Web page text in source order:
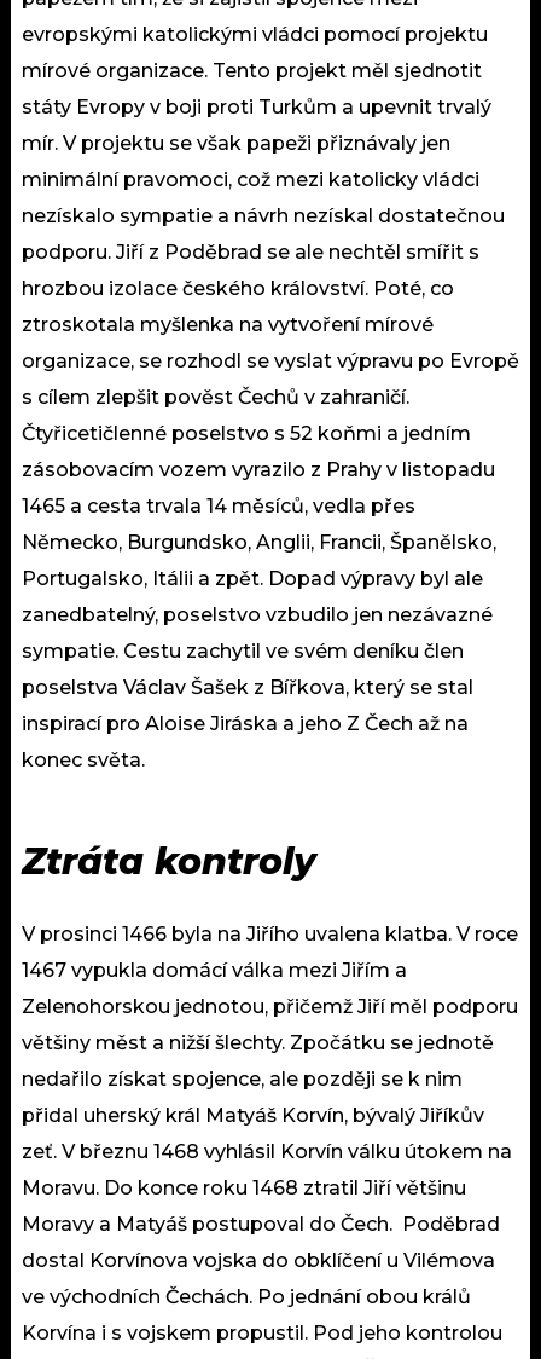
evropskými katolickými vládci pomocí projektu
mírové organizace. Tento projekt měl sjednotit
státy Evropy v boji proti Turkům a upevnit trvalý
mír. V projektu se však papeži přiznávaly jen
minimální pravomoci, což mezi katolicky vládci
nezískalo sympatie a návrh nezískal dostatečnou
podporu. Jiří z Poděbrad se ale nechtěl smířit s
hrozbou izolace českého království. Poté, co
ztroskotala myšlenka na vytvoření mírové
organizace, se rozhodl se vyslat výpravu po Evropě
s cílem zlepšit pověst Čechů v zahraničí.
Čtyřicetičlenné poselstvo s 52 koňmi a jedním
zásobovacím vozem vyrazilo z Prahy v listopadu
1465 a cesta trvala 14 měsíců, vedla přes
Německo, Burgundsko, Anglii, Francii, Španělsko,
Portugalsko, Itálii a zpět. Dopad výpravy byl ale
zanedbatelný, poselstvo vzbudilo jen nezávazné
sympatie. Cestu zachytil ve svém deníku člen
poselstva Václav Šašek z Bířkova, který se stal
inspirací pro Aloise Jiráska a jeho Z Čech až na
konec světa.
Ztráta kontroly
V prosinci 1466 byla na Jiřího uvalena klatba. V roce
1467 vypukla domácí válka mezi Jiřím a
Zelenohorskou jednotou, přičemž Jiří měl podporu
většiny měst a nižší šlechty. Zpočátku se jednotě
nedařilo získat spojence, ale později se k nim
přidal uherský král Matyáš Korvín, bývalý Jiříkův
zeť. V březnu 1468 vyhlásil Korvín válku útokem na
Moravu. Do konce roku 1468 ztratil Jiří většinu
Moravy a Matyáš postupoval do Čech. Poděbrad
dostal Korvínova vojska do obklíčení u Vilémova
ve východních Čechách. Po jednání obou králů
Korvína i s vojskem propustil. Pod jeho kontrolou